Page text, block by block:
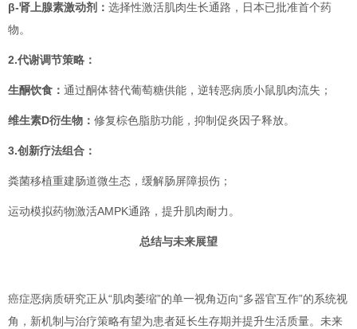
β-肾上腺素激动剂： 选择性激活肌肉生长通路，日本已批准首个药
物。
2.代谢调节策略：
生酮饮食： 通过酮体替代葡萄糖供能，逆转恶病质小鼠肌肉流失；
维生素D衍生物： 修复棕色脂肪功能，抑制促炎因子释放。
3.创新疗法组合：
粪菌移植重建肠道微生态，缓解肠屏障损伤；
运动模拟药物激活AMPK通路，提升肌肉耐力。
总结与未来展望
癌症恶病质研究正从“肌肉萎缩”的单一视角迈向“多器官互作”的系统视
角，新机制与治疗策略有望为患者延长生存期并提升生活质量。未来